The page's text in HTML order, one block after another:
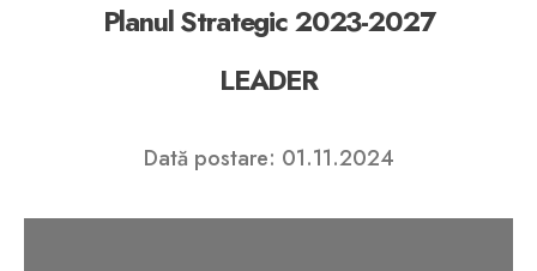
Planul Strategic 2023-2027
LEADER
Dată postare: 01.11.2024